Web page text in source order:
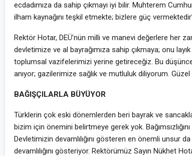
ecdadımıza da sahip çıkmayı iyi bilir. Muhterem
ilham kaynağını teşkil etmekte; bizlere güç
Rektör Hotar, DEÜ’nün milli ve manevi değerlere her
devletimize ve al bayrağımıza sahip çıkmaya; onu
toplumsal vazifelerimizi yerine getireceğiz. Bu
anıyor; gazilerimize sağlık ve mutluluk diliyorum.
BAĞIŞÇILARLA BÜYÜYOR
Türklerin çok eski dönemlerden beri bayrak ve
bizim için önemini belirtmeye gerek yok.
Devletimizin devamlılığını gösteren en önemli unsur
devamlılığını gösteriyor. Rektörümüz Sayın Nükhet